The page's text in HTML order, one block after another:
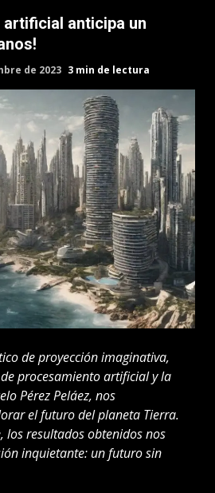
artificial anticipa un
de 2023 3 min de lectura
de proyección imaginativa,
procesamiento artificial y la
Pérez Peláez, nos
el futuro del planeta Tierra.
los resultados obtenidos nos
inquietante: un futuro sin